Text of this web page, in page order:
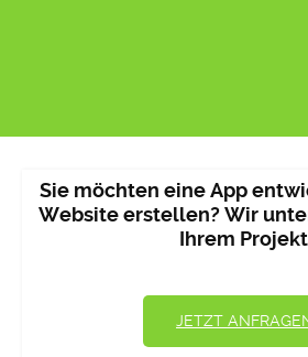
Sie möchten eine App
Website erstellen? Wir
Ihrem
JETZT